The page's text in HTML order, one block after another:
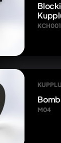
KCH001
M04